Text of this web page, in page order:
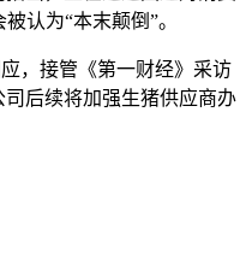
认为“本末颠倒”。
，接管《第一财经》采访
后续将加强生猪供应商办